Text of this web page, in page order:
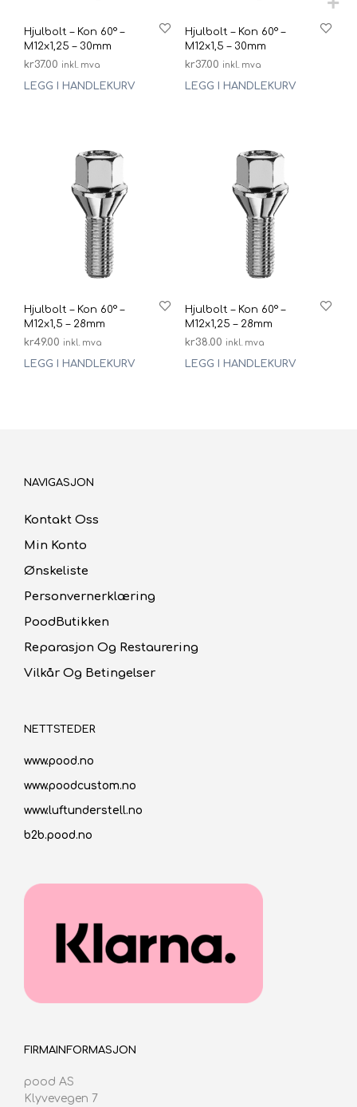
Hjulbolt – Kon 60° –
M12x1,25 – 30mm
kr37.00 inkl. mva
LEGG I HANDLEKURV
Hjulbolt – Kon 60° –
M12x1,5 – 30mm
kr37.00 inkl. mva
LEGG I HANDLEKURV
Hjulbolt – Kon 60° –
M12x1,5 – 28mm
kr49.00 inkl. mva
LEGG I HANDLEKURV
Hjulbolt – Kon 60° –
M12x1,25 – 28mm
kr38.00 inkl. mva
LEGG I HANDLEKURV
NAVIGASJON
Kontakt Oss
Min Konto
Ønskeliste
Personvernerklæring
PoodButikken
Reparasjon Og Restaurering
Vilkår Og Betingelser
NETTSTEDER
www.pood.no
www.poodcustom.no
www.luftunderstell.no
b2b.pood.no
FIRMAINFORMASJON
pood AS
Klyvevegen 7